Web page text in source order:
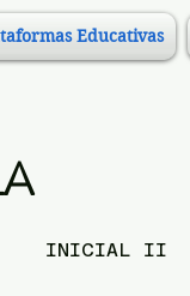
Educativas
INICIAL II